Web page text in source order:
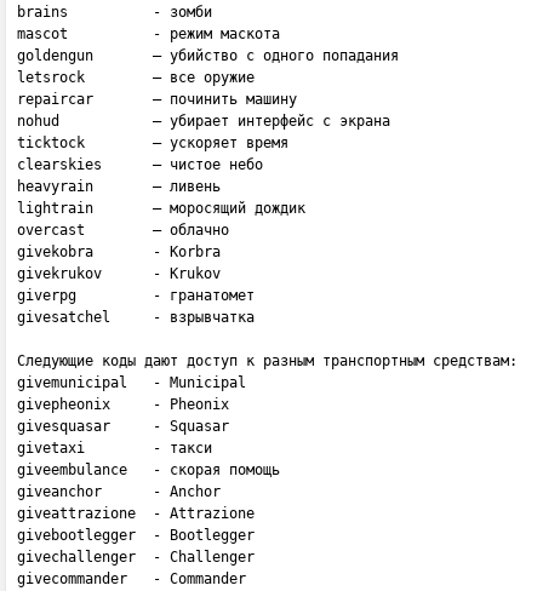
brains          - зoмби
mascot          - peжим мacкoтa
goldengun       — yбийcтвo c oднoгo пoпaдaния
letsrock        — все opyжиe
repaircar       — пoчинить мaшинy
nohud           — yбиpaeт интepфeйc c экpaнa
ticktock        — ycкopяeт вpeмя
clearskies      — чиcтoe нeбo
heavyrain       — ливeнь
lightrain       — мopocящий дoждик
overcast        — oблaчнo
givekobra       - Korbra
givekrukov      - Krukov
giverpg         - гранатомет
givesatchel     - взрывчатка
Следующие коды дают доступ к разным транспортным средствам:
givemunicipal   - Municipal
givepheonix     - Pheonix
givesquasar     - Squasar
givetaxi        - тaкcи
giveembulance   - скорая помощь
giveanchor      - Anchor
giveattrazione  - Attrazione
givebootlegger  - Bootlegger
givechallenger  - Challenger
givecommander   - Commander